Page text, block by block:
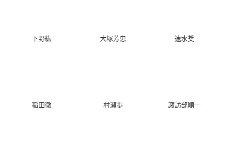
下野紘 大塚芳忠 速水奨
稲田徹 村瀬歩 諏訪部順一